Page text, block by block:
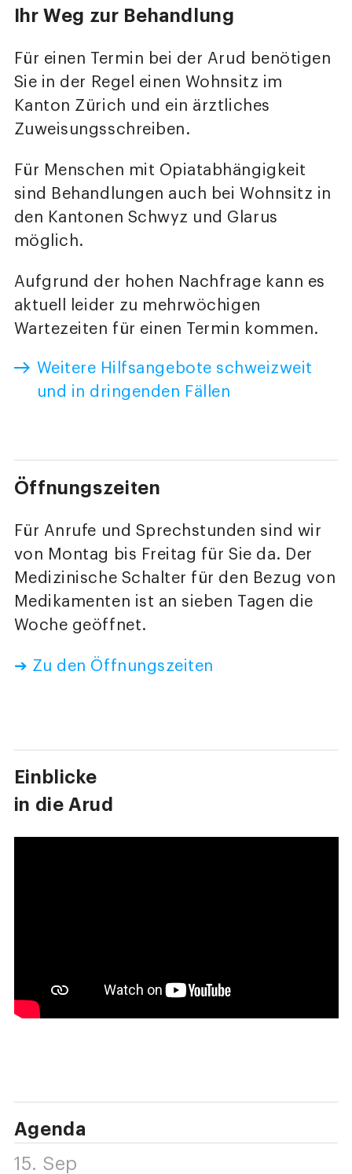
Ihr Weg zur Behandlung
Für einen Termin bei der Arud benötigen
Sie in der Regel einen Wohnsitz im
Kanton Zürich und ein ärztliches
Zuweisungsschreiben.
Für Menschen mit Opiatabhängigkeit
sind Behandlungen auch bei Wohnsitz in
den Kantonen Schwyz und Glarus
möglich.
Aufgrund der hohen Nachfrage kann es
aktuell leider zu mehrwöchigen
Wartezeiten für einen Termin kommen.
Weitere Hilfsangebote schweizweit
und in dringenden Fällen
Öffnungszeiten
Für Anrufe und Sprechstunden sind wir
von Montag bis Freitag für Sie da. Der
Medizinische Schalter für den Bezug von
Medikamenten ist an sieben Tagen die
Woche geöffnet.
➔ Zu den Öffnungszeiten
Einblicke
in die Arud
Agenda
15. Sep